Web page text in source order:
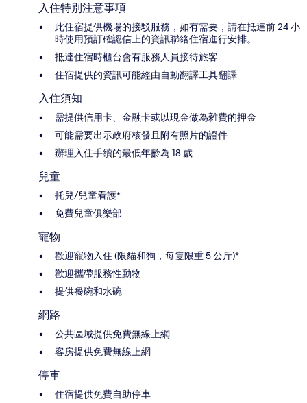
入住特別注意事項
此住宿提供機場的接駁服務，如有需要，請在抵達前 24 小
時使用預訂確認信上的資訊聯絡住宿進行安排。
抵達住宿時櫃台會有服務人員接待旅客
住宿提供的資訊可能經由自動翻譯工具翻譯
入住須知
需提供信用卡、金融卡或以現金做為雜費的押金
可能需要出示政府核發且附有照片的證件
辦理入住手續的最低年齡為 18 歲
兒童
托兒/兒童看護*
免費兒童俱樂部
寵物
歡迎寵物入住 (限貓和狗，每隻限重 5 公斤)*
歡迎攜帶服務性動物
提供餐碗和水碗
網路
公共區域提供免費無線上網
客房提供免費無線上網
停車
住宿提供免費自助停車